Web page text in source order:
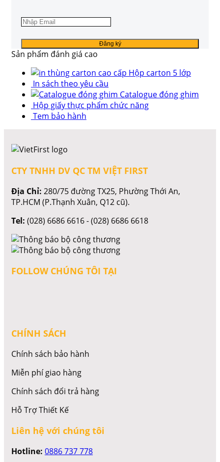
Sản phẩm đánh giá cao
Hộp carton 5 lớp
In sách theo yêu cầu
Catalogue đóng ghim
Hộp giấy thực phẩm chức năng
Tem bảo hành
CTY TNHH DV QC TM VIỆT FIRST
Địa Chỉ: 280/75 đường TX25, Phường Thới An,
TP.HCM (P.Thạnh Xuân, Q12 cũ).
Tel: (028) 6686 6616 - (028) 6686 6618
FOLLOW CHÚNG TÔI TẠI
CHÍNH SÁCH
Chính sách bảo hành
Miễn phí giao hàng
Chính sách đổi trả hàng
Hỗ Trợ Thiết Kế
Liên hệ với chúng tôi
Hotline: 0886 737 778